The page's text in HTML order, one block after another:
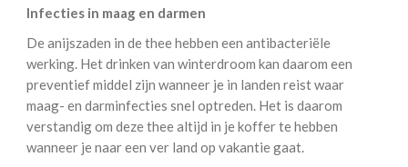
Infecties in maag en darmen
De anijszaden in de thee hebben een antibacteriële
werking. Het drinken van winterdroom kan daarom een
preventief middel zijn wanneer je in landen reist waar
maag- en darminfecties snel optreden. Het is daarom
verstandig om deze thee altijd in je koffer te hebben
wanneer je naar een ver land op vakantie gaat.